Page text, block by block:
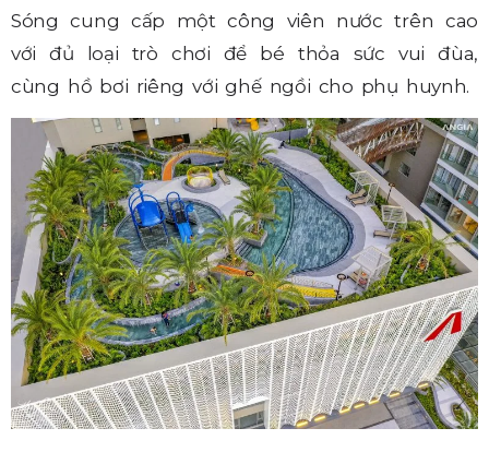
Sóng cung cấp một công viên nước trên cao
với đủ loại trò chơi để bé thỏa sức vui đùa,
cùng hồ bơi riêng với ghế ngồi cho phụ huynh.